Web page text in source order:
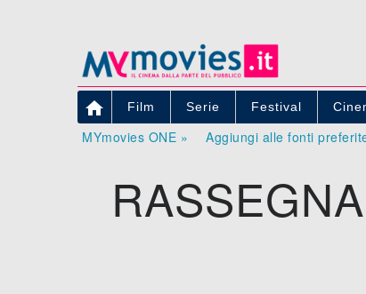
 Film Serie Festival
MYmovies ONE » Aggiungi alle fonti